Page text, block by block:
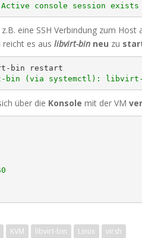
console session exists
eine SSH Verbindung zum Host
es aus libvirt-bin neu zu
(via systemctl): libvirt-
über die Konsole mit der VM
KVM libvirt-bin Linux virsh